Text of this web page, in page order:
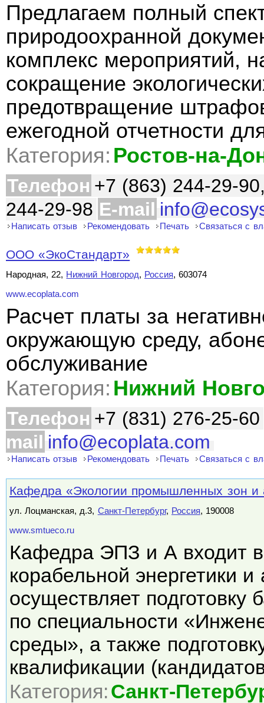
Предлагаем полный
природоохранной
комплекс мероприятий,
сокращение
предотвращение
ежегодной отчетности
Категория: Ростов-на-
Телефон +7 (863) 244-29-
244-29-98 E-mail
Написать отзыв Рекомендовать Печать Связаться с
ООО «ЭкоСтандарт»
Народная, 22, Нижний Новгород, Россия, 603074
www.ecoplata.com
Расчет платы за
окружающую среду,
обслуживание
Категория: Нижний
Телефон +7 (831) 276-25-60
mail info@ecoplata.com
Написать отзыв Рекомендовать Печать Связаться с
Кафедра «Экологии промышленных зон
ул. Лоцманская, д.3, Санкт-Петербург, Россия, 190008
www.smtueco.ru
Кафедра ЭПЗ и А входит в
корабельной энергетики
осуществляет подготовку
по специальности
среды», а также
квалификации
Категория:Санкт-